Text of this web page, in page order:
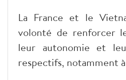
La France et le
volonté de renforcer
leur autonomie et
respectifs, notamment